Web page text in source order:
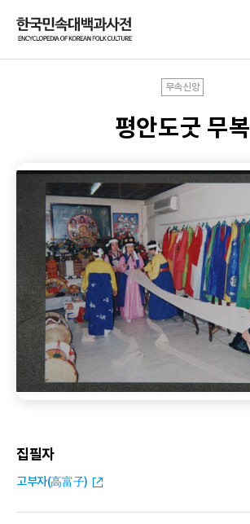
무속신앙
평안도굿 무복
집필자
고부자(高富子)